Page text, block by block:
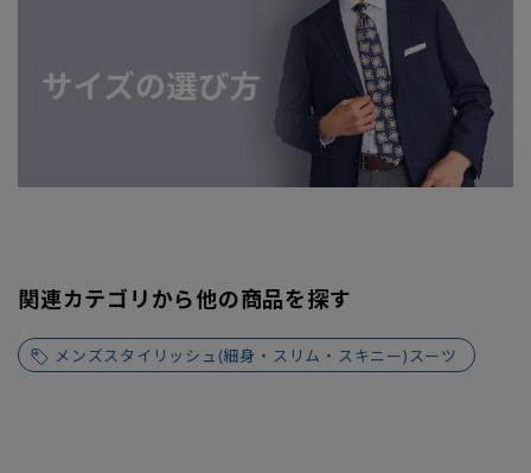
関連カテゴリから他の商品を探す
メンズスタイリッシュ(細身・スリム・スキニー)スーツ